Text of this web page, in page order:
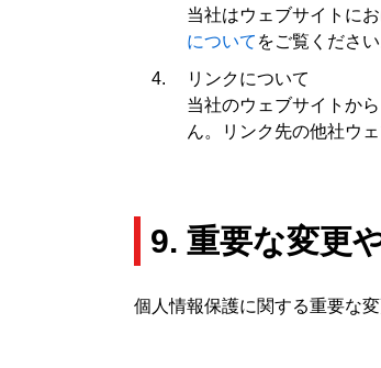
当社はウェブサイトに
について をご覧ください
リンクについて
当社のウェブサイトか
ん。リンク先の他社ウ
9. 重要な変更
個人情報保護に関する重要な